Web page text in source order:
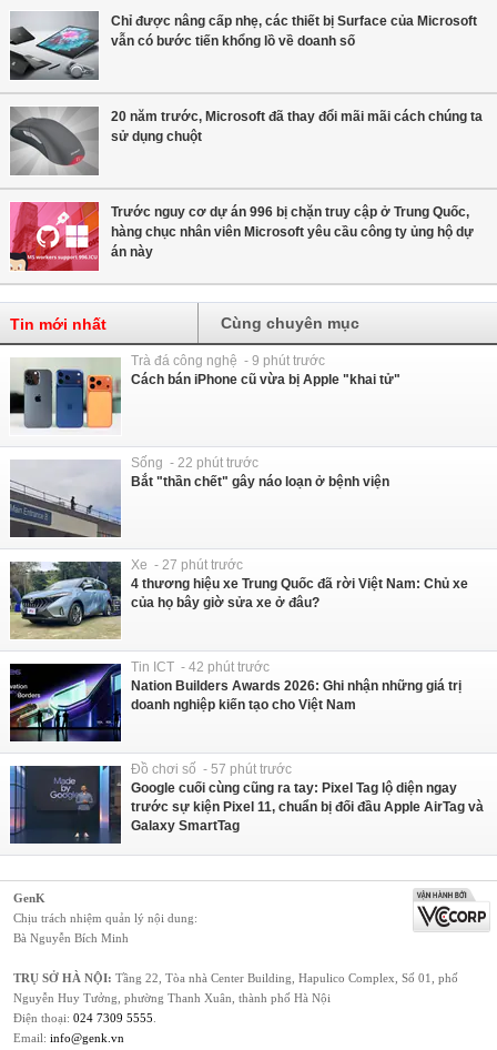
Chỉ được nâng cấp nhẹ, các thiết bị Surface của Microsoft
vẫn có bước tiến khổng lồ về doanh số
20 năm trước, Microsoft đã thay đổi mãi mãi cách chúng ta
sử dụng chuột
Trước nguy cơ dự án 996 bị chặn truy cập ở Trung Quốc,
hàng chục nhân viên Microsoft yêu cầu công ty ủng hộ dự
án này
Tin mới nhất Cùng chuyên mục
Trà đá công nghệ - 9 phút trước
Cách bán iPhone cũ vừa bị Apple "khai tử"
Sống - 22 phút trước
Bắt "thần chết" gây náo loạn ở bệnh viện
Xe - 27 phút trước
4 thương hiệu xe Trung Quốc đã rời Việt Nam: Chủ xe
của họ bây giờ sửa xe ở đâu?
Tin ICT - 42 phút trước
Nation Builders Awards 2026: Ghi nhận những giá trị
doanh nghiệp kiến tạo cho Việt Nam
Đồ chơi số - 57 phút trước
Google cuối cùng cũng ra tay: Pixel Tag lộ diện ngay
trước sự kiện Pixel 11, chuẩn bị đối đầu Apple AirTag và
Galaxy SmartTag
GenK
Chịu trách nhiệm quản lý nội dung:
Bà Nguyễn Bích Minh
TRỤ SỞ HÀ NỘI: Tầng 22, Tòa nhà Center Building, Hapulico Complex, Số 01, phố
Nguyễn Huy Tưởng, phường Thanh Xuân, thành phố Hà Nội
Điện thoại: 024 7309 5555
Email: info@genk.vn